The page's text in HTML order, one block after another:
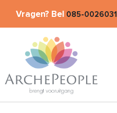
Vragen? Bel 085-0026031